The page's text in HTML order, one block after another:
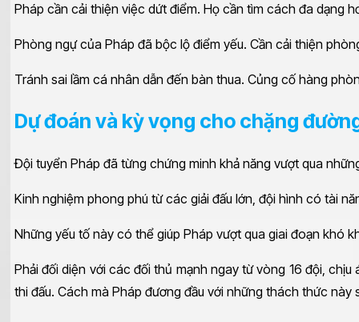
Pháp cần cải thiện việc dứt điểm. Họ cần tìm cách đa dạng
Phòng ngự của Pháp đã bộc lộ điểm yếu. Cần cải thiện
Tránh sai lầm cá nhân dẫn đến bàn thua. Củng cố hàng
Dự đoán và kỳ vọng cho chặng
Đội tuyển Pháp đã từng chứng minh khả năng vượt qua
Kinh nghiệm phong phú từ các giải đấu lớn, đội hình có tài
Những yếu tố này có thể giúp Pháp vượt qua giai đoạn khó
Phải đối diện với các đối thủ mạnh ngay từ vòng 16 đội,
thi đấu. Cách mà Pháp đương đầu với những thách thức